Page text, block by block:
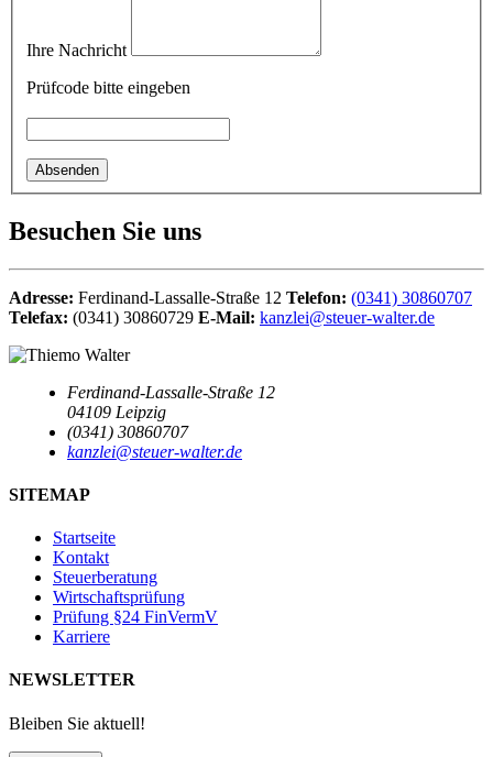
Ihre Nachricht
Prüfcode bitte eingeben
Absenden
Besuchen Sie uns
Adresse: Ferdinand-Lassalle-Straße 12 Telefon: (0341) 30860707
Telefax: (0341) 30860729 E-Mail: kanzlei@steuer-walter.de
Ferdinand-Lassalle-Straße 12
04109 Leipzig
(0341) 30860707
kanzlei@steuer-walter.de
SITEMAP
Startseite
Kontakt
Steuerberatung
Wirtschaftsprüfung
Prüfung §24 FinVermV
Karriere
NEWSLETTER
Bleiben Sie aktuell!